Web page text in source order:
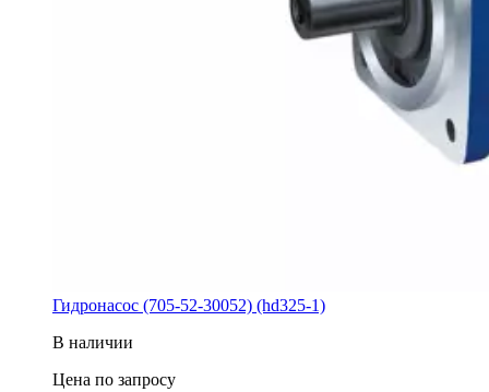
Гидронасос (705-52-30052) (hd325-1)
В наличии
Цена по запросу